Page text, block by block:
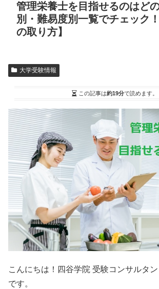
管理栄養士を目指せるのはど
別・難易度別一覧でチェック
の取り方】
大学受験情報
この記事は約19分で読めます。
こんにちは！四谷学院 受験コンサルタ
です。